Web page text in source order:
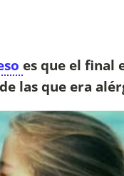
es que el final
las que era